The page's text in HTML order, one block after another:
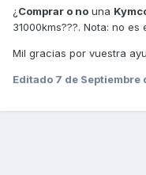
¿ Comprar o no una
31000kms???. Nota: no es
Mil gracias por vuestra
Editado 7 de Septiembre